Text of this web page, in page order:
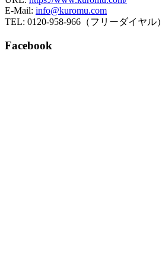
E-Mail: info@kuromu.com
TEL: 0120-958-966（フリーダイヤル）
Facebook